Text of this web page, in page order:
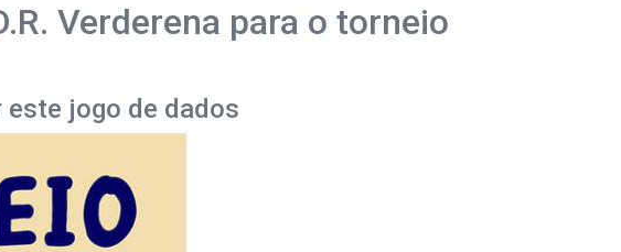
Verderena para o torneio
este jogo de dados